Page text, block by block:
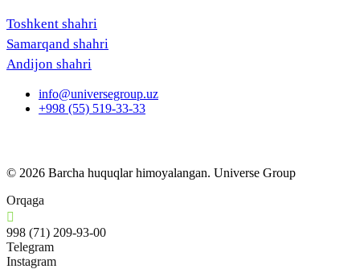
Toshkent shahri
Samarqand shahri
Andijon shahri
info@universegroup.uz
+998 (55) 519-33-33
© 2026 Barcha huquqlar himoyalangan. Universe Group
Orqaga
998 (71) 209-93-00
Telegram
Instagram